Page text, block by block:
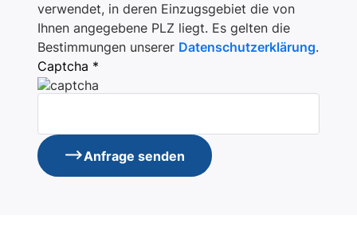
verwendet, in deren Einzugsgebiet die von
Ihnen angegebene PLZ liegt. Es gelten die
Bestimmungen unserer Datenschutzerklärung.
Captcha *
Anfrage senden